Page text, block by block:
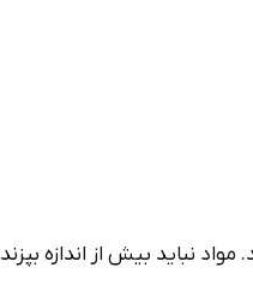
30 دقیقه در قابلمه پر از آب، بپزید. مواد نباید بیش از اندازه بپزند